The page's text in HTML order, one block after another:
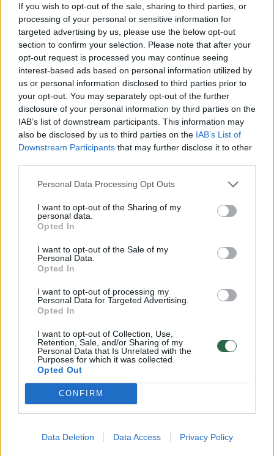
If you wish to opt-out of the sale, sharing to third parties, or
processing of your personal or sensitive information for
targeted advertising by us, please use the below opt-out
section to confirm your selection. Please note that after your
opt-out request is processed you may continue seeing
interest-based ads based on personal information utilized by
us or personal information disclosed to third parties prior to
your opt-out. You may separately opt-out of the further
disclosure of your personal information by third parties on the
IAB’s list of downstream participants. This information may
also be disclosed by us to third parties on the IAB’s List of
Downstream Participants that may further disclose it to other
Personal Data Processing Opt Outs
I want to opt-out of the Sharing of my
personal data.
Opted In
I want to opt-out of the Sale of my
Personal Data.
Opted In
I want to opt-out of processing my
Personal Data for Targeted Advertising.
Opted In
I want to opt-out of Collection, Use,
Retention, Sale, and/or Sharing of my
Personal Data that Is Unrelated with the
Purposes for which it was collected.
Opted Out
CONFIRM
Data Deletion Data Access Privacy Policy
Susiję straipsniai
K. Starkevičiaus prisipažinimą
smūgiu politinei
bendruomenei
K.
Nagrinėdamas bylą teismas nustatė, kad su
dokumentuose, kuriuos rengiant dalyvavo
UAB „Civinity namai Klaipėda“ darbuotojas,
buvo įrašyta tikrovės neatitinkančių
duomenų: juose nurodytas gyventojų
susirinkimas faktiškai nevyko, o parašai buvo
renkami individualiai, daliai gyventojų